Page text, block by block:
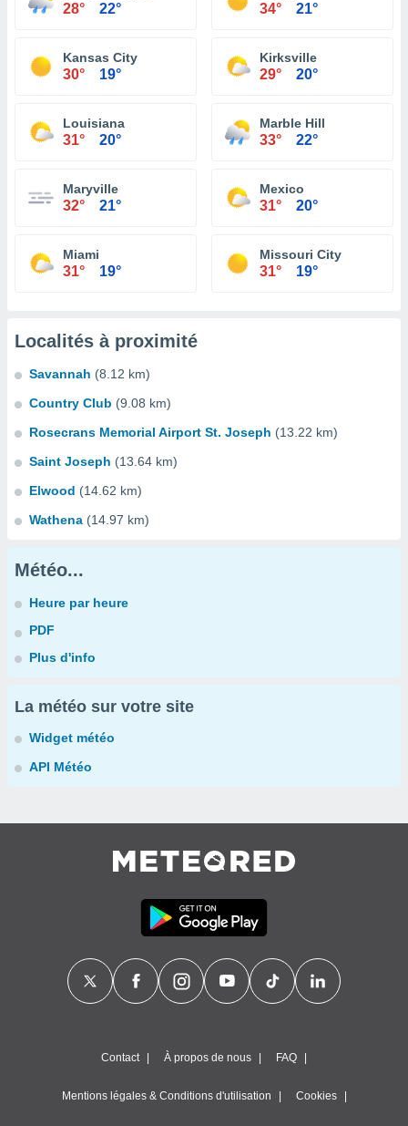
28° 22° 34° 21°
Kansas City
30° 19°
Kirksville
29° 20°
Louisiana
31° 20°
Marble Hill
33° 22°
Maryville
32° 21°
Mexico
31° 20°
Miami
31° 19°
Missouri City
31° 19°
Localités à proximité
Savannah (8.12 km)
Country Club (9.08 km)
Rosecrans Memorial Airport St. Joseph (13.22 km)
Saint Joseph (13.64 km)
Elwood (14.62 km)
Wathena (14.97 km)
Météo...
Heure par heure
PDF
Plus d'info
La météo sur votre site
Widget météo
API Météo
Contact À propos de nous FAQ
Mentions légales & Conditions d'utilisation Cookies